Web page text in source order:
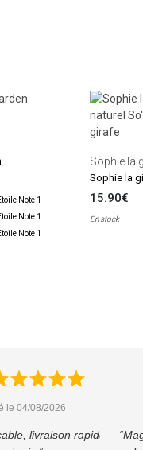
Sophie la
15.90€
En stock
le 04/08/2026
livraison rapide et